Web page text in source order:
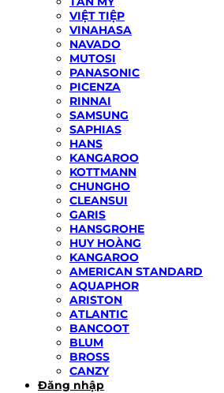
VIỆT TIỆP
VINAHASA
NAVADO
MUTOSI
PANASONIC
PICENZA
RINNAI
SAMSUNG
SAPHIAS
HANS
KANGAROO
KOTTMANN
CHUNGHO
CLEANSUI
GARIS
HANSGROHE
HUY HOÀNG
KANGAROO
AMERICAN STANDARD
AQUAPHOR
ARISTON
ATLANTIC
BANCOOT
BLUM
BROSS
CANZY
Đăng nhập